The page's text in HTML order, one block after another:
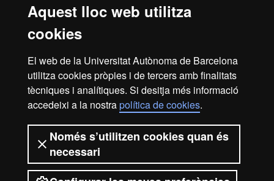
Aquest lloc web utilitza
cookies
El web de la Universitat Autònoma de Barcelona
utilitza cookies pròpies i de tercers amb finalitats
tècniques i analítiques. Si desitja més informació
accedeixi a la nostrapolítica de cookies.
Només s’utilitzen cookies quan és
necessari
Reconeixement internacional de l'excel·lència
HR
in
Inici Avís legal
Política de privacitat
Protecció de dades Sobre el web
Som una universitat capdavantera que imparteix una
docència de qualitat, diversificada, multidisciplinària i
flexible, ajustada a les necessitats de la societat i adaptada